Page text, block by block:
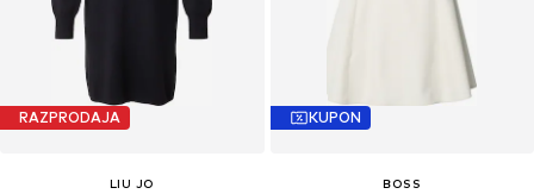
RAZPRODAJA
LIU JO
KUPON
BOSS